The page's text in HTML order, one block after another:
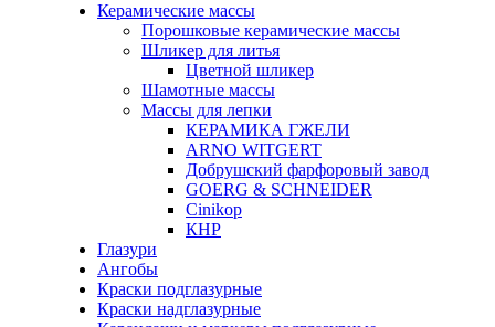
Керамические массы
Порошковые керамические массы
Шликер для литья
Цветной шликер
Шамотные массы
Массы для лепки
КЕРАМИКА ГЖЕЛИ
ARNO WITGERT
Добрушский фарфоровый завод
GOERG & SCHNEIDER
Cinikop
КНР
Глазури
Ангобы
Краски подглазурные
Краски надглазурные